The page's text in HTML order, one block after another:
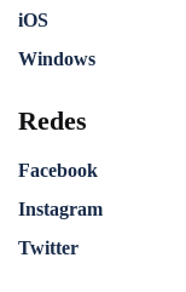
iOS
Windows
Redes
Facebook
Instagram
Twitter